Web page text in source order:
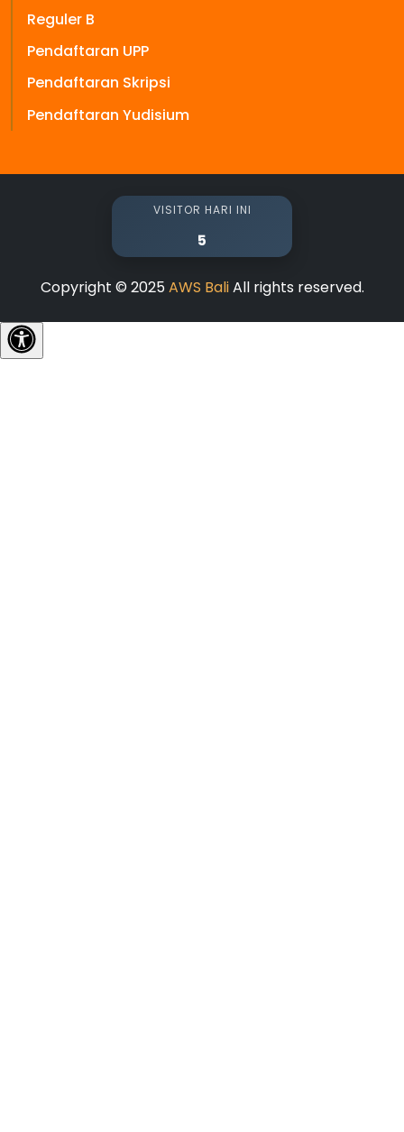
Reguler B
Pendaftaran UPP
Pendaftaran Skripsi
Pendaftaran Yudisium
VISITOR HARI INI
5
Copyright © 2025AWS BaliAll rights reserved.